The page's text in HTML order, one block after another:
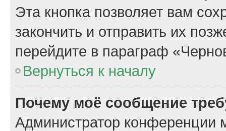
Эта кнопка позволяет вам
закончить и отправить их
перейдите в параграф
Вернуться к началу
Почему моё сообщение
Администратор конференции